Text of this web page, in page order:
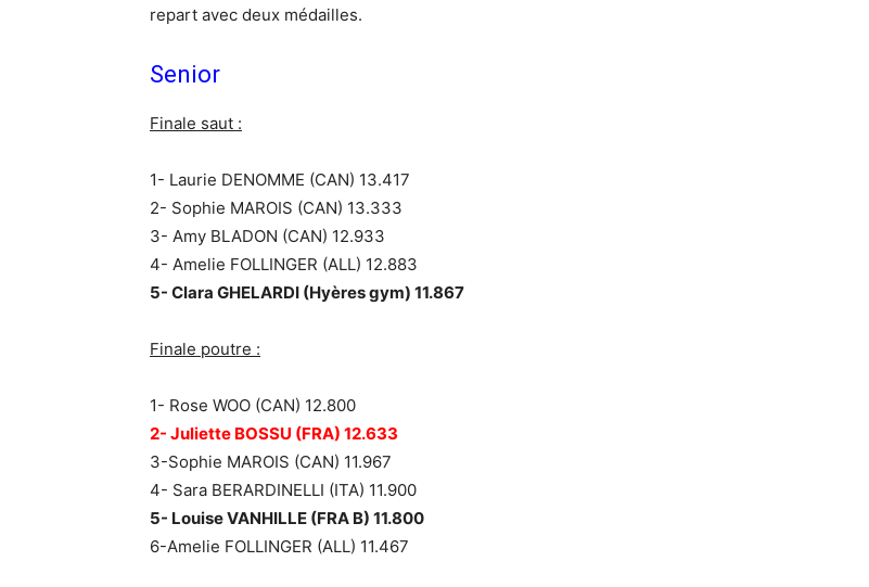
repart avec deux médailles.
Senior
Finale saut :
1- Laurie DENOMME (CAN) 13.417
2- Sophie MAROIS (CAN) 13.333
3- Amy BLADON (CAN) 12.933
4- Amelie FOLLINGER (ALL) 12.883
5- Clara GHELARDI (Hyères gym) 11.867
Finale poutre :
1- Rose WOO (CAN) 12.800
2- Juliette BOSSU (FRA) 12.633
3-Sophie MAROIS (CAN) 11.967
4- Sara BERARDINELLI (ITA) 11.900
5- Louise VANHILLE (FRA B) 11.800
6-Amelie FOLLINGER (ALL) 11.467